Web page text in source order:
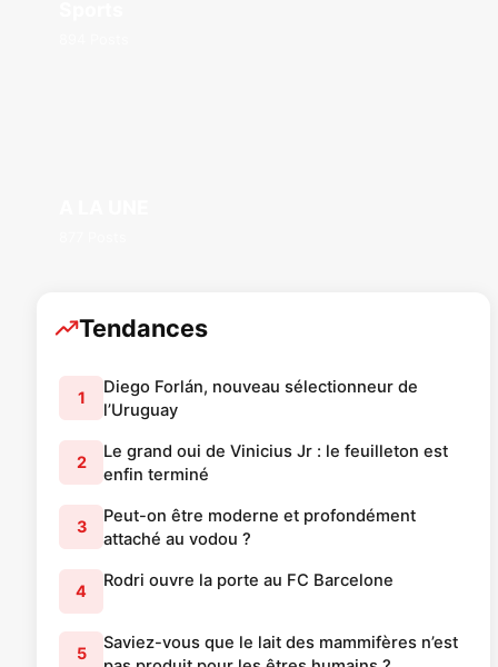
Tendances
1
Diego Forlán, nouveau sélectionneur de
l’Uruguay
2
Le grand oui de Vinicius Jr : le feuilleton est
enfin terminé
3
Peut-on être moderne et profondément
attaché au vodou ?
4
Rodri ouvre la porte au FC Barcelone
5
Saviez-vous que le lait des mammifères n’est